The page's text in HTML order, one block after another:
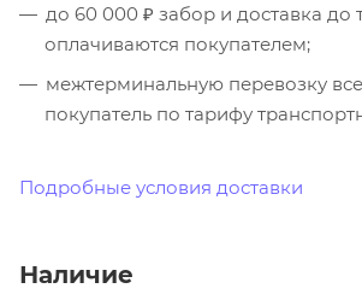
до 60 000 ₽ забор и доставка до
оплачиваются покупателем;
межтерминальную перевозку
покупатель по тарифу
Подробные условия доставки
Наличие